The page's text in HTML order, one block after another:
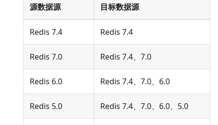
源数据源 目标数据源
Redis 7.4 Redis 7.4
Redis 7.0 Redis 7.4、7.0
Redis 6.0 Redis 7.4、7.0、6.0
Redis 5.0 Redis 7.4、7.0、6.0、5.0